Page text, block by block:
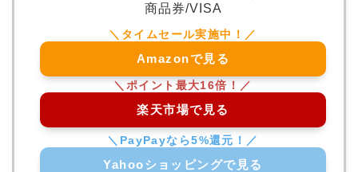
商品券/VISA
Amazonで見る
楽天市場で見る
Yahooショッピングで見る